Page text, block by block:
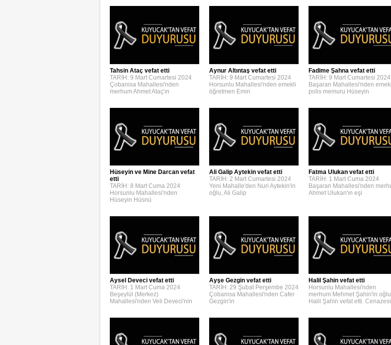
Tahsin Ataç vefat etti
TARİH: 9 Mart Cumartesi 2024
Çobanisa Mahallesi'nden
merhum Ahmet Ataç'ın
Aynur Altıntaş vefat etti
TARİH: 9 Mart Cumartesi 2024
Horsunlu Mahallesi'nden emekli
öğretmen Emin
Fadime Şahna vefat etti
TARİH: 9 Mart Cumartesi 2024
Başaran Mahallesi'nden
polis memuru Hüseyin
Hüseyin ve Mine Darcan vefat
etti
TARİH: 8 Mart Cuma 2024
Horsunlu Mahallesi'nden
Hüseyin Hüsnü
Ali Galip Aytekin vefat etti
TARİH: 2 Mart Cumartesi 2024
Yeni Mahalle'den Nuri Aytekin'in
oğlu, Ali Galip
Fatma Ulukan vefat etti
TARİH: 1 Mart Cuma 2024
Başaran Mahallesi'nden
Ahmet Ulukan'ın eşi
Aysel Deveci vefat etti
TARİH: 1 Mart Cuma 2024
Beşeylül (Merkez)
Mahallesi'nden Veli Deveci'nin
Ayşe Gezgin vefat etti
TARİH: 29 Şubat Perşembe 2024
Çobanisa Mahallesi'nden Cafer
Gezgin'in
Halil Şahin vefat etti
Horsunlu Mahallesi'nden
merhum Mehmet Şahin'in oğlu
Halil Şahin vefat etti. Cenazesi